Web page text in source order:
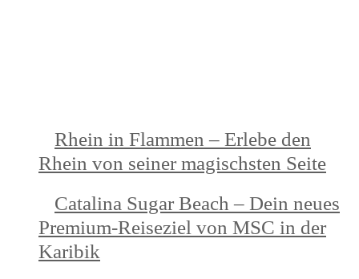
Rhein in Flammen – Erlebe den
Rhein von seiner magischsten Seite
Catalina Sugar Beach – Dein neues
Premium-Reiseziel von MSC in der
Karibik